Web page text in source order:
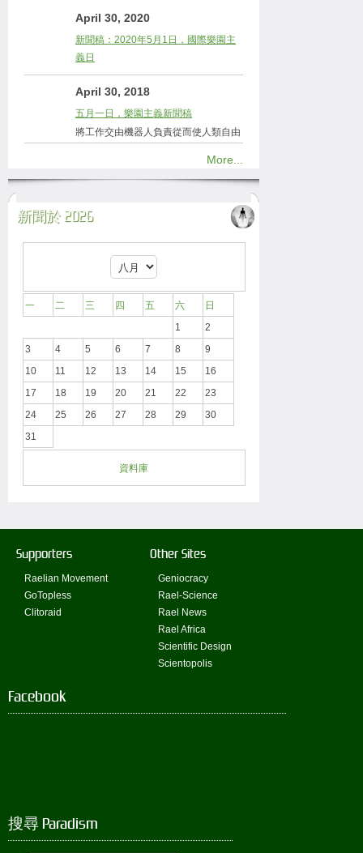
April 30, 2020
新聞稿：2020年5月1日，國際樂園主
義日
April 30, 2018
五月一日，樂園主義新聞稿
將工作交由機器人負責從而使人類自由
More...
新聞於 2026
一 二 三 四 五 六
日
1
2
3
4 5 6 7 8
9
10
11 12 13 14 15
16
17
18 19 20 21 22
23
24
25 26 27 28 29
30
31
資料庫
Supporters
Raelian Movement
GoTopless
Clitoraid
Other Sites
Geniocracy
Rael-Science
Rael News
Rael Africa
Scientific Design
Scientopolis
Facebook
搜尋 Paradism